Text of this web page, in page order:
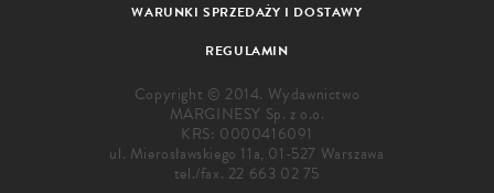
WARUNKI SPRZEDAŻY I DOSTAWY
REGULAMIN
Copyright © 2014. Wydawnictwo
MARGINESY Sp. z o.o.
KRS: 0000416091
ul. Mierosławskiego 11a, 01-527 Warszawa
tel./fax. 22 663 02 75